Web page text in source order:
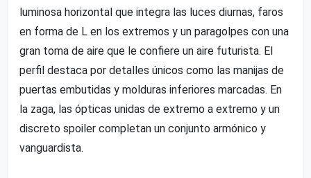
luminosa horizontal que integra las luces diurnas, faros
en forma de L en los extremos y un paragolpes con una
gran toma de aire que le confiere un aire futurista. El
perfil destaca por detalles únicos como las manijas de
puertas embutidas y molduras inferiores marcadas. En
la zaga, las ópticas unidas de extremo a extremo y un
discreto spoiler completan un conjunto armónico y
vanguardista.